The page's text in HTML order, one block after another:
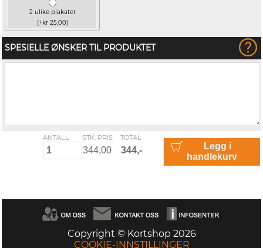
2 ulike plakater
(+kr 25,00)
SPESIELLE ØNSKER TIL PRODUKTET
ANTALL STK. PRIS TOTAL
Legg i
handlekurv
Copyright © Kortshop 2026
COOKIE-INNSTILLINGER